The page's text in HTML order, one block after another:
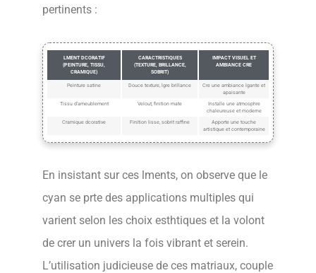
pertinents :
LMENT DCORATIF
(PEINTURE, TISSU,
CRAMIQUE)
CARACTRISTIQUES
(TEXTURE, BRILLANCE,
SOBRIT)
IMPACT VISUEL ET
AMBIANCE CRE
Peinture satine Douce texture, lgre brillance
Cre une ambiance lgante et
apaisante
Tissu d’ameublement
Velout, finition mate
Installe une atmosphre
chaleureuse et moderne
Cramique dcorative
Finition lisse, sobrit raffine
Apporte une touche
artistique et contemporaine
En insistant sur ces lments, on observe que le
cyan se prte des applications multiples qui
varient selon les choix esthtiques et la volont
de crer un univers la fois vibrant et serein.
L’utilisation judicieuse de ces matriaux, couple